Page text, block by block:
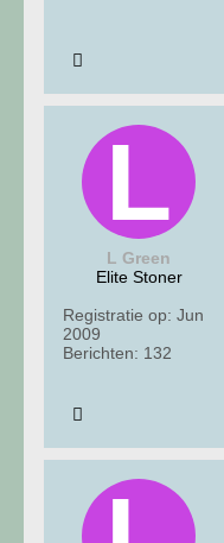
L Green
Elite Stoner
Registratie op: Jun
2009
Berichten: 132